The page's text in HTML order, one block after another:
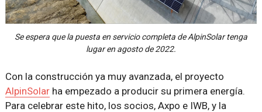
Se espera que la puesta en servicio completa de AlpinSolar tenga
lugar en agosto de 2022.
Con la construcción ya muy avanzada, el proyecto
AlpinSolarha empezado a producir su primera energía.
Para celebrar este hito, los socios, Axpo e IWB, y la